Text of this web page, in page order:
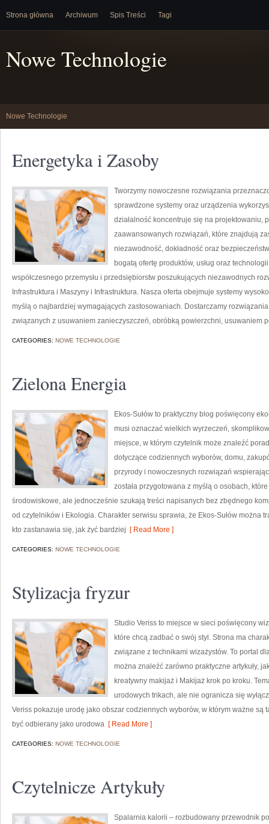
Strona główna Archiwum Spis Treści Tagi
Nowe Technologie
Nowe Technologie
Energetyka i Zasoby
Tworzymy nowoczesne rozwiązania
sprawdzone systemy oraz urządzenia
działalność koncentruje się na projektowaniu,
zaawansowanych rozwiązań, które znajdują
niezawodność, dokładność oraz
bogatą ofertę produktów, usług oraz
współczesnego przemysłu i przedsiębiorstw poszukujących niezawodnych
Infrastruktura i Maszyny i Infrastruktura. Nasza oferta obejmuje systemy
myślą o najbardziej wymagających zastosowaniach. Dostarczamy
związanych z usuwaniem zanieczyszczeń, obróbką powierzchni, usuwaniem
CATEGORIES: NOWE TECHNOLOGIE
Zielona Energia
Ekos-Sułów to praktyczny blog poświęcony
musi oznaczać wielkich wyrzeczeń,
miejsce, w którym czytelnik może znaleźć
dotyczące codziennych wyborów, domu,
przyrody i nowoczesnych rozwiązań
została przygotowana z myślą o osobach,
środowiskowe, ale jednocześnie szukają treści napisanych bez zbędnego
od czytelników i Ekologia. Charakter serwisu sprawia, że Ekos-Sułów można
kto zastanawia się, jak żyć bardziej [ Read More ]
CATEGORIES: NOWE TECHNOLOGIE
Stylizacja fryzur
Studio Veriss to miejsce w sieci poświęcony
które chcą zadbać o swój styl. Strona ma
związane z technikami wizażystów. To portal
można znaleźć zarówno praktyczne artykuły,
kreatywny makijaż i Makijaż krok po kroku.
urodowych trikach, ale nie ogranicza się
Veriss pokazuje urodę jako obszar codziennych wyborów, w którym ważne są
być odbierany jako urodowa [ Read More ]
CATEGORIES: NOWE TECHNOLOGIE
Czytelnicze Artykuły
Spalarnia kalorii – rozbudowany przewodnik